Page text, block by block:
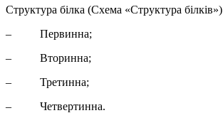
Структура білка (Схема «Структура білків»)
– Первинна;
– Вторинна;
– Третинна;
– Четвертинна.